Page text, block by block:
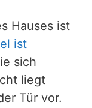
Hauses ist
ist
sich
liegt
Tür vor.